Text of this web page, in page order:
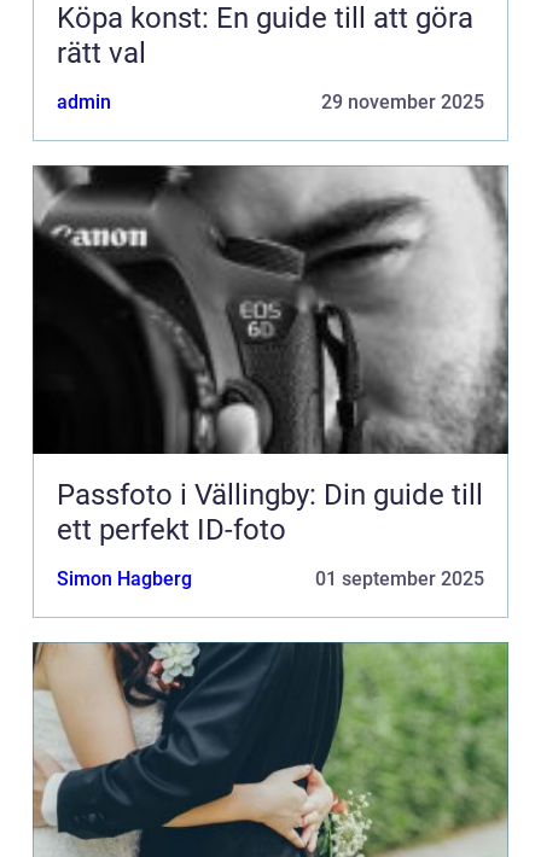
Köpa konst: En guide till att göra
rätt val
admin 29 november 2025
Passfoto i Vällingby: Din guide till
ett perfekt ID-foto
Simon Hagberg 01 september 2025